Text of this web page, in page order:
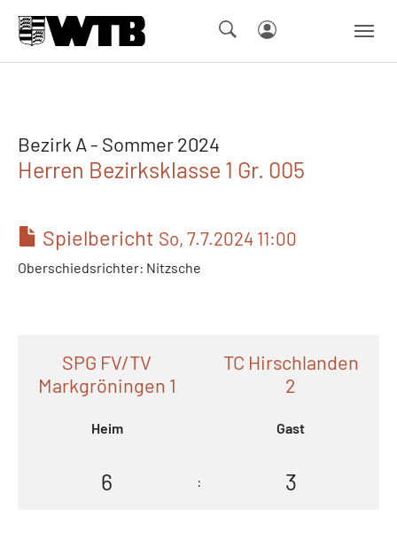
Bezirk A - Sommer 2024
Herren Bezirksklasse 1 Gr. 005
Spielbericht So, 7.7.2024 11:00
Oberschiedsrichter: Nitzsche
SPG FV/TV
Markgröningen 1
Heim
TC Hirschlanden
2
Gast
6 : 3